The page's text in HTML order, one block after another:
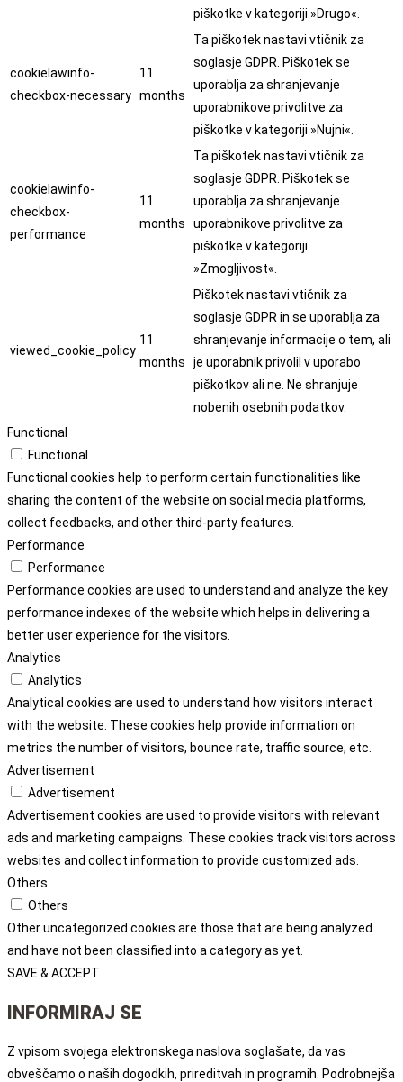
piškotke v kategoriji »Drugo«.
cookielawinfo-
checkbox-necessary
11
months
Ta piškotek nastavi vtičnik za
soglasje GDPR. Piškotek se
uporablja za shranjevanje
uporabnikove privolitve za
piškotke v kategoriji »Nujni«.
cookielawinfo-
checkbox-
performance
11
months
Ta piškotek nastavi vtičnik za
soglasje GDPR. Piškotek se
uporablja za shranjevanje
uporabnikove privolitve za
piškotke v kategoriji
»Zmogljivost«.
viewed_cookie_policy
11
months
Piškotek nastavi vtičnik za
soglasje GDPR in se uporablja za
shranjevanje informacije o tem, ali
je uporabnik privolil v uporabo
piškotkov ali ne. Ne shranjuje
nobenih osebnih podatkov.
Functional
Functional
Functional cookies help to perform certain functionalities like
sharing the content of the website on social media platforms,
collect feedbacks, and other third-party features.
Performance
Performance
Performance cookies are used to understand and analyze the key
performance indexes of the website which helps in delivering a
better user experience for the visitors.
Analytics
Analytics
Analytical cookies are used to understand how visitors interact
with the website. These cookies help provide information on
metrics the number of visitors, bounce rate, traffic source, etc.
Advertisement
Advertisement
Advertisement cookies are used to provide visitors with relevant
ads and marketing campaigns. These cookies track visitors across
websites and collect information to provide customized ads.
Others
Others
Other uncategorized cookies are those that are being analyzed
and have not been classified into a category as yet.
SAVE & ACCEPT
INFORMIRAJ SE
Z vpisom svojega elektronskega naslova soglašate, da vas
obveščamo o naših dogodkih, prireditvah in programih. Podrobnejša